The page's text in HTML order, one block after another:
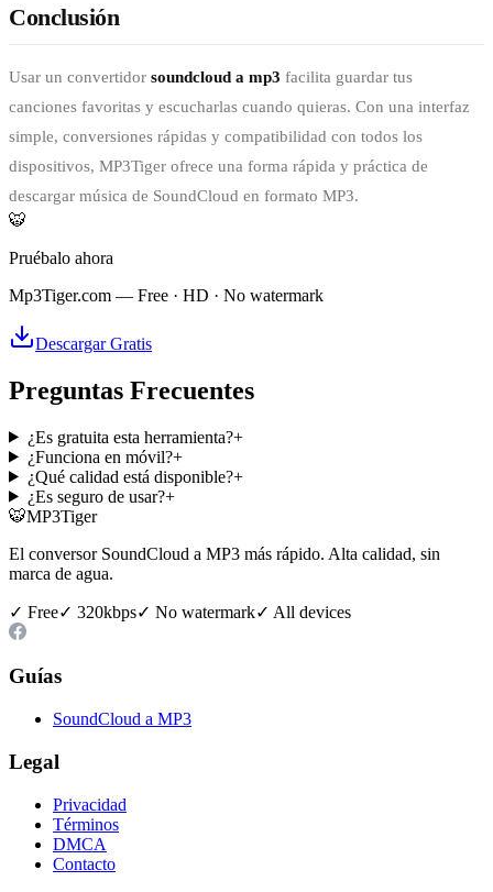
Conclusión
Usar un convertidor soundcloud a mp3 facilita guardar tus
canciones favoritas y escucharlas cuando quieras. Con una interfaz
simple, conversiones rápidas y compatibilidad con todos los
dispositivos, MP3Tiger ofrece una forma rápida y práctica de
descargar música de SoundCloud en formato MP3.
🐯
Pruébalo ahora
Mp3Tiger.com — Free · HD · No watermark
Descargar Gratis
Preguntas Frecuentes
¿Es gratuita esta herramienta?+
¿Funciona en móvil?+
¿Qué calidad está disponible?+
¿Es seguro de usar?+
🐯MP3Tiger
El conversor SoundCloud a MP3 más rápido. Alta calidad, sin
marca de agua.
✓ Free✓ 320kbps✓ No watermark✓ All devices
Guías
SoundCloud a MP3
Legal
Privacidad
Términos
DMCA
Contacto